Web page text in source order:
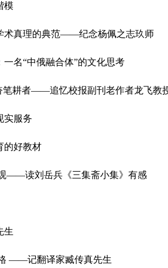
模
术真理的典范——纪念杨佩之志玖师
一名“中俄融合体”的文化思考
笔耕者——追忆校报副刊老作者龙飞教
实服务
的好教材
——读刘岳兵《三集斋小集》有感
生
——记翻译家臧传真先生